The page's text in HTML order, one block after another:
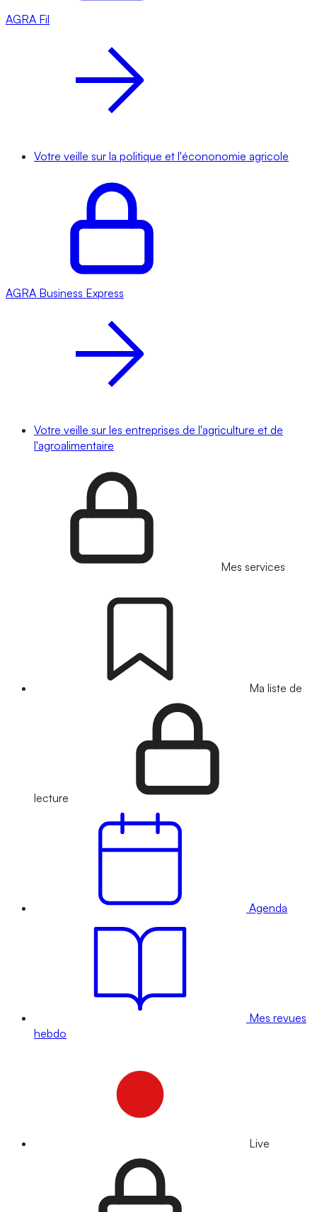
AGRA Fil
Votre veille sur la politique et l'écononomie agricole
AGRA Business Express
Votre veille sur les entreprises de l'agriculture et de
l'agroalimentaire
Mes services
Ma liste de
lecture
Agenda
Mes revues
hebdo
Live